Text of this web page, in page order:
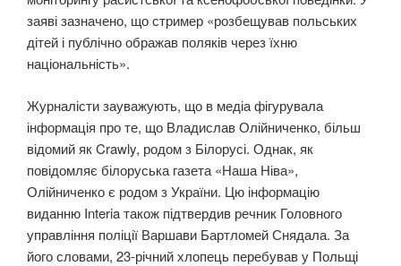
заяві зазначено, що стример «розбещував польських
дітей і публічно ображав поляків через їхню
національність».
Журналісти зауважують, що в медіа фігурувала
інформація про те, що Владислав Олійниченко, більш
відомий як Crawly, родом з Білорусі. Однак, як
повідомляє білоруська газета «Наша Ніва»,
Олійниченко є родом з України. Цю інформацію
виданню Interia також підтвердив речник Головного
управління поліції Варшави Бартломей Снядала. За
його словами, 23-річний хлопець перебував у Польщі